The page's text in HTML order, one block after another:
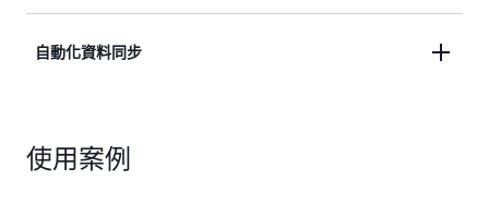
隊的標準化資料。
自動化資料同步
使用案例